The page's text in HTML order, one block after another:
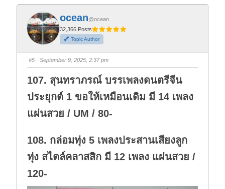
k
f
o
r
t
h
u
m
b
d
o
n
.
k
o
r
t
h
u
m
b
u
p
ocean@ocean
32,366 Posts
Topic Author
#5 · September 9, 2025, 2:37 pm
107. สุนทราภรณ์ บรรเพลงดนตรีจีน
ประยุกต์ 1 ขอให้เหมือนเดิม มี 14 เพลง
แผ่นสวย / UM / 80-
108. กล่อมทุ่ง 5 เพลงประสานเสียงลูก
ทุ่ง สไตล์คลาสสิก มี 12 เพลง แผ่นสวย /
120-